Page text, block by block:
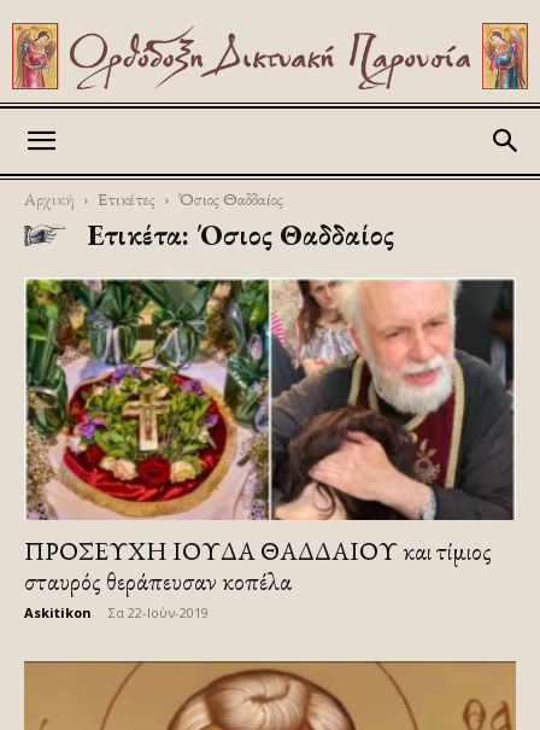
Αρχική Ετικέτες Όσιος Θαδδαίος
Ετικέτα: Όσιος Θαδδαίος
ΠΡΟΣΕΥΧΗ ΙΟΥΔΑ ΘΑΔΔΑΙΟΥ και τίμιος
σταυρός θεράπευσαν κοπέλα
Askitikon Σα 22-Ιούν-2019